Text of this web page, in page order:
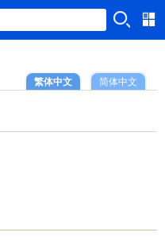
简体中文
繁体中文